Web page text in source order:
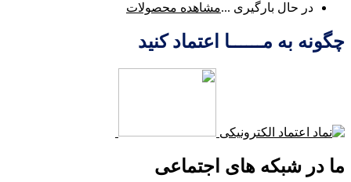
در حال بارگیری ...مشاهده محصولات
چگونه به مــــــا اعتماد کنید
ما در شبکه های اجتماعی